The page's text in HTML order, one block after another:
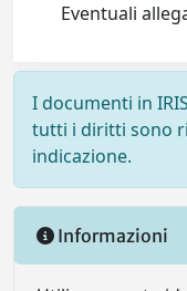
Eventuali
I documenti in
tutti i diritti sono
indicazione.
Informazioni